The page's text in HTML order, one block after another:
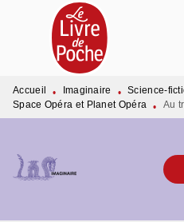
MENU RECHERCHE
PIED DE PAGE
Accueil • Imaginaire • Science-
Space Opéra et Planet Opéra • Au